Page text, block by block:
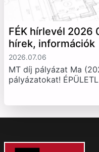
FÉK hírlevél 2026
hírek, információk
2026.07.06
MT díj pályázat Ma
pályázatokat!